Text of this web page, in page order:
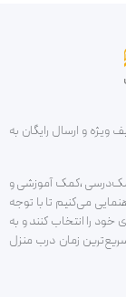
و ارسال رایگان به
کمک‌درسی ،کمک آموزشی و
می‌کنیم تا با توجه
را انتخاب کنند و به
زمان درب منزل